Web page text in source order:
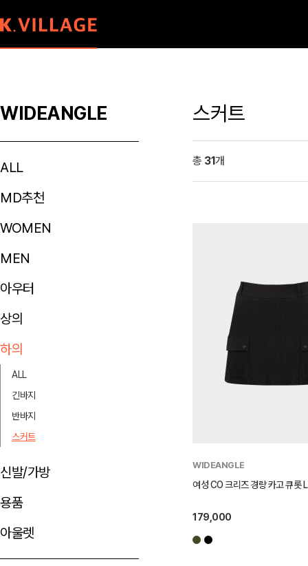
WIDEANGLE
ALL
MD추천
WOMEN
MEN
아우터
상의
하의
ALL
긴바지
반바지
스커트
신발/가방
용품
아울렛
스커트
총 31개
WIDEANGLE
여성 CO 크리즈 경량 카고 큐롯
179,000